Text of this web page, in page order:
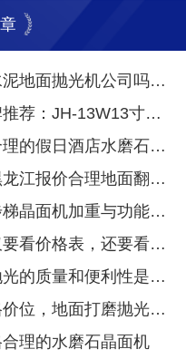
司吗？伽华品牌告诉你秘诀！
13W13寸无线偏头刷地机
日酒店水磨石晶面机
价合理地面翻新晶面机
面机加重与功能强大
还要看质量和使用体验！
和便利性是长期投资关键
打磨抛光机定制价格价位
理的水磨石晶面机